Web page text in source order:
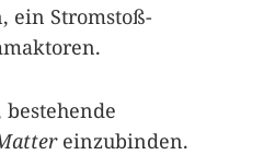
ein Stromstoß-
einzubinden.